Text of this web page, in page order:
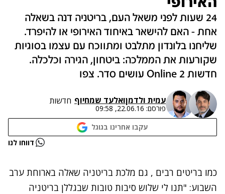
24 שעות לפני משאל העם, בריטניה דנה בשאלה
אחת - האם להישאר באיחוד האירופי או להיפרד.
שליחנו בלונדון מתלבט ומתווכח עם עצמו בסוגיות
שקורעות את הממלכה: ביטחון, הגירה וכלכלה.
חדשות 2 Online עושים סדר. צפו
עמית ולדמןואלעד שמחיוף חדשות
פורסם: 22.06.16, 09:58
עקבו אחרינו בגוגל
נתקלנו בבעיה דווחו לנו
כמו בריטים רבים , גם מלכת בריטניה שאלה בארוחת ערב
השבוע: "תנו לי שלוש סיבות טובות שבגללן בריטניה